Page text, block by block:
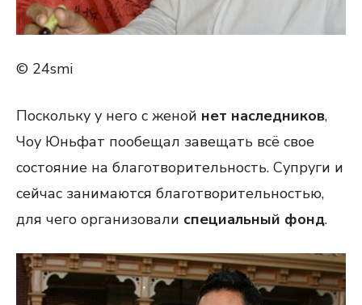
© 24smi
Поскольку у него с женой нет наследников,
Чоу Юньфат пообещал завещать всё свое
состояние на благотворительность. Супруги и
сейчас занимаются благотворительностью,
для чего организовали специальный фонд.